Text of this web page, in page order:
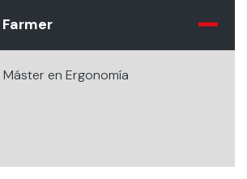
en Ergonomía